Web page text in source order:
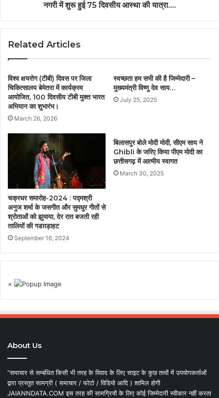
नगरी में शुरू हुई 75 दिवसीय आस्था की यात्रा….
Related Articles
विश्व क्षयरोग (टीबी) दिवस पर जिला
चिकित्सालय बेमेतरा में कार्यक्रम
आयोजित, 100 दिवसीय टीबी मुक्त भारत
अभियान का शुभारंभ।
March 26, 2026
स्वच्छता हम सभी की है जिम्मेदारी –
मुख्यमंत्री विष्णु देव साय…
July 25, 2025
चक्रधर समारोह-2024 : पद्मश्री
अनुज शर्मा के जसगीत और सुमधुर गीतों से
श्रोताओं को झुमाया, देर रात बजती रही
तालियों की गडग़ड़ाहट
September 16, 2024
बिलासपुर बोले मोदी मोदी, सीएम साय ने
Ghibli के जरिए किया पीएम मोदी का
छत्तीसगढ़ में आत्मीय स्वागत
March 30, 2025
×
About Us
“समाचार से सम्बंधित किसी भी तरह के विवाद के लिए साइट के कुछ तत्वों में उपयोगकर्ताओं
द्वारा प्रस्तुत सामग्री ( समाचार / फोटो / विडियो आदि ) शामिल होगी
JAIANNDATA.COM इस तरह की सामग्रियों के लिए कोई जिम्मेदारी स्वीकार नहीं करता